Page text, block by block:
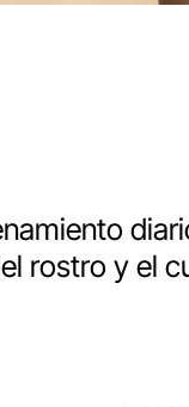
rostro y el